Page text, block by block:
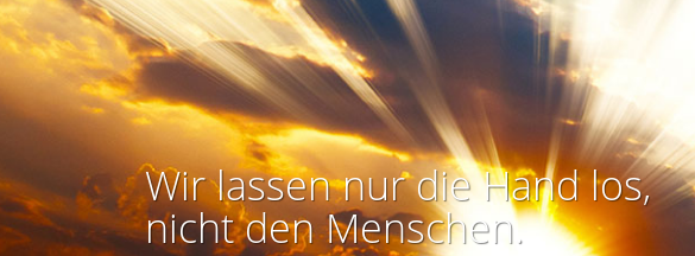
Wir lassen nur die Hand los,
nicht den Menschen.